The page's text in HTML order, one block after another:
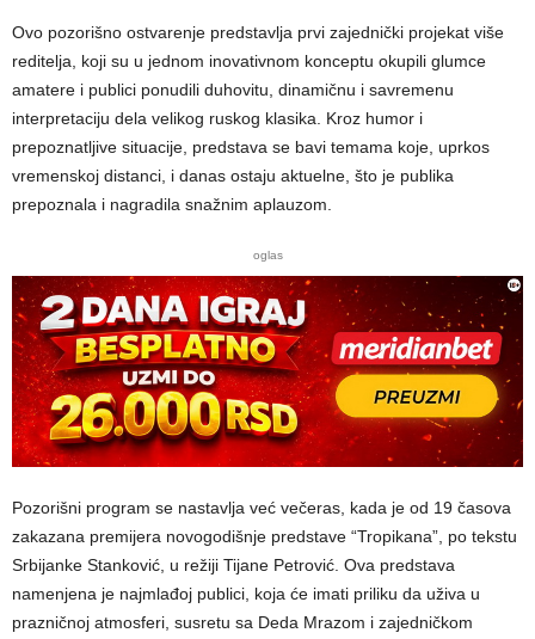
Ovo pozorišno ostvarenje predstavlja prvi zajednički projekat više
reditelja, koji su u jednom inovativnom konceptu okupili glumce
amatere i publici ponudili duhovitu, dinamičnu i savremenu
interpretaciju dela velikog ruskog klasika. Kroz humor i
prepoznatljive situacije, predstava se bavi temama koje, uprkos
vremenskoj distanci, i danas ostaju aktuelne, što je publika
prepoznala i nagradila snažnim aplauzom.
oglas
Pozorišni program se nastavlja već večeras, kada je od 19 časova
zakazana premijera novogodišnje predstave “Tropikana”, po tekstu
Srbijanke Stanković, u režiji Tijane Petrović. Ova predstava
namenjena je najmlađoj publici, koja će imati priliku da uživa u
prazničnoj atmosferi, susretu sa Deda Mrazom i zajedničkom